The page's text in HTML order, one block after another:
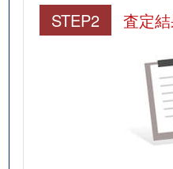
STEP2 査定